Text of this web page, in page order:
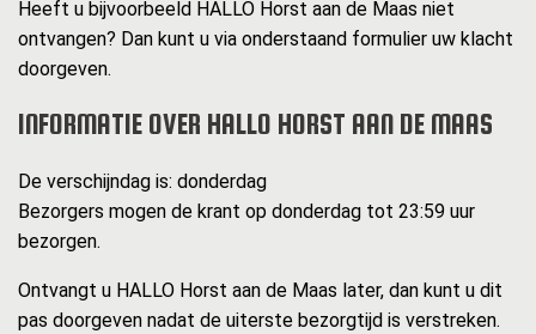
Heeft u bijvoorbeeld HALLO Horst aan de Maas niet
ontvangen? Dan kunt u via onderstaand formulier uw klacht
doorgeven.
INFORMATIE OVER HALLO HORST AAN DE MAAS
De verschijndag is: donderdag
Bezorgers mogen de krant op donderdag tot 23:59 uur
bezorgen.
Ontvangt u HALLO Horst aan de Maas later, dan kunt u dit
pas doorgeven nadat de uiterste bezorgtijd is verstreken.